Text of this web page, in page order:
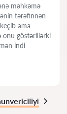
məhkəmə
tərəfinnən
ama
onu göstərillərki
indi